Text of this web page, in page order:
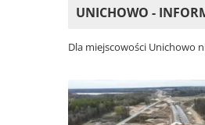
UNICHOWO -
Dla miejscowości Unichowo